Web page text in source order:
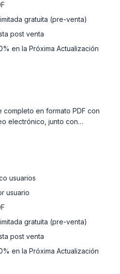
gratuita (pre-venta)
post venta
en la Próxima Actualización
en formato PDF con
electrónico, junto con
de nuestros analistas. Para
la tabla de precios a
usuarios
usuario
gratuita (pre-venta)
post venta
en la Próxima Actualización